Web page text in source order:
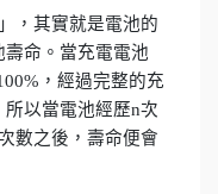
，其實就是電池的
壽命。當充電電池
，經過完整的充
以當電池經歷n次
數之後，壽命便會